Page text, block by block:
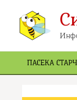
содержимому
ПАСЕКА